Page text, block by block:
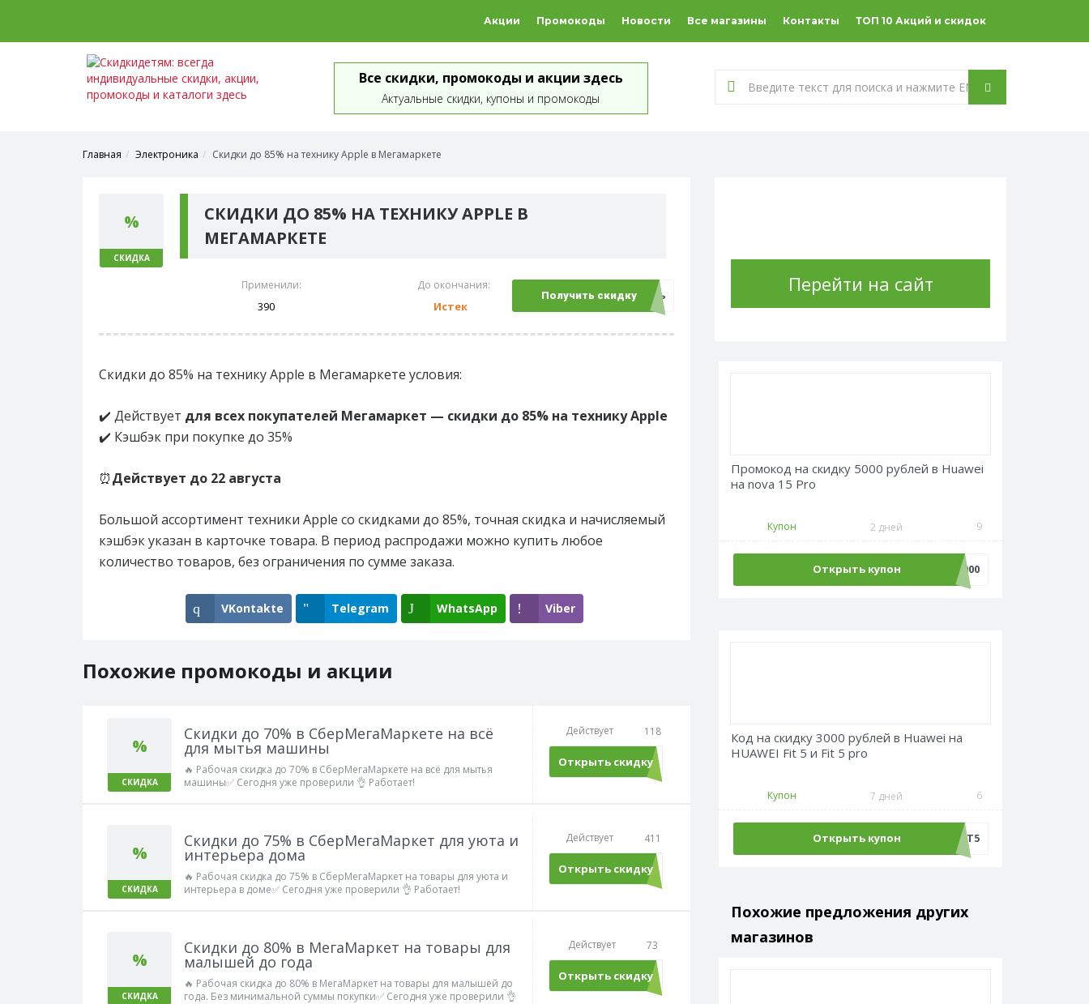
Акции Промокоды Новости Все магазины Контакты ТОП 10 Акций и скидок
Все скидки, промокоды и акции здесь
Актуальные скидки, купоны и промокоды
Главная Электроника Скидки до 85% на технику Apple в Мегамаркете
%
СКИДКА
СКИДКИ ДО 85% НА ТЕХНИКУ APPLE В
МЕГАМАРКЕТЕ
Применили:
390
До окончания:
Истек
Получить скидкуОткрыть
Скидки до 85% на технику Apple в Мегамаркете условия:
✔️ Действует для всех покупателей Мегамаркет — скидки до 85% на технику Apple
✔️ Кэшбэк при покупке до 35%
⏰Действует до 22 августа
Большой ассортимент техники Apple со скидками до 85%, точная скидка и начисляемый
кэшбэк указан в карточке товара. В период распродажи можно купить любое
количество товаров, без ограничения по сумме заказа.
VKontakte Telegram WhatsApp Viber
Похожие промокоды и акции
%
СКИДКА
Скидки до 70% в СберМегаМаркете на всё
для мытья машины
🔥 Рабочая скидка до 70% в СберМегаМаркете на всё для мытья
машины✅ Сегодня уже проверили 👌 Работает!
Действует 118
Открыть скидку
%
СКИДКА
Скидки до 75% в СберМегаМаркет для уюта и
интерьера дома
🔥 Рабочая скидка до 75% в СберМегаМаркет на товары для уюта и
интерьера в доме✅ Сегодня уже проверили 👌 Работает!
Действует 411
Открыть скидку
%
СКИДКА
Скидки до 80% в МегаМаркет на товары для
малышей до года
🔥 Рабочая скидка до 80% в МегаМаркет на товары для малышей до
года. Без минимальной суммы покупки✅ Сегодня уже проверили 👌
Действует 73
Открыть скидку
Перейти на сайт
Промокод на скидку 5000 рублей в Huawei
на nova 15 Pro
Купон 2 дней 9
Открыть купон ACPS5000
Код на скидку 3000 рублей в Huawei на
HUAWEI Fit 5 и Fit 5 pro
Купон 7 дней 6
Открыть купон AHWFIT5
Похожие предложения других
магазинов